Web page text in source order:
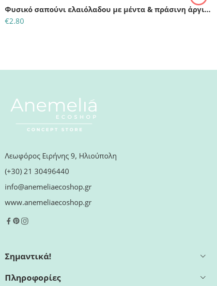
Φυσικό σαπούνι ελαιόλαδου με μέντα & πράσινη άργιλο
€2.80
Λεωφόρος Ειρήνης 9, Ηλιούπολη
(+30) 21 30496440
info@anemeliaecoshop.gr
www.anemeliaecoshop.gr
Σημαντικά!
Πληροφορίες